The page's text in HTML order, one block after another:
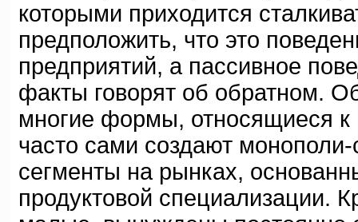
которыми приходится
предположить, что это
предприятий, а пассивное
факты говорят об обратном.
многие формы, относящиеся к
часто сами создают монополи-
сегменты на рынках,
продуктовой специализации.